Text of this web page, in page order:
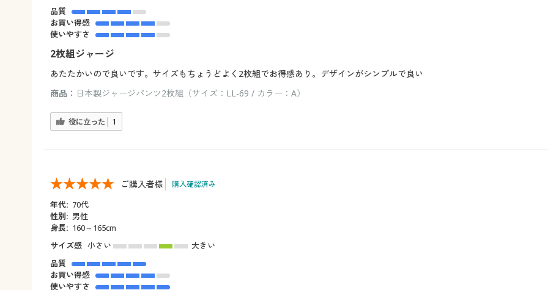
品質
お買い得感
使いやすさ
2枚組ジャージ
あたたかいので良いです。サイズもちょうどよく2枚組でお得感あり。デザインがシンプルで良い
商品： 日本製ジャージパンツ2枚組（サイズ：LL-69 / カラー：A）
役に立った 1
ご購入者様 購入確認済み
年代: 70代
性別: 男性
身長: 160～165cm
サイズ感 小さい
大きい
品質
お買い得感
使いやすさ